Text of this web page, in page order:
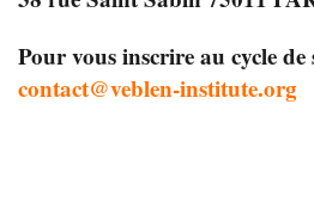
Pour vous inscrire au cycle de
contact@veblen-institute.org